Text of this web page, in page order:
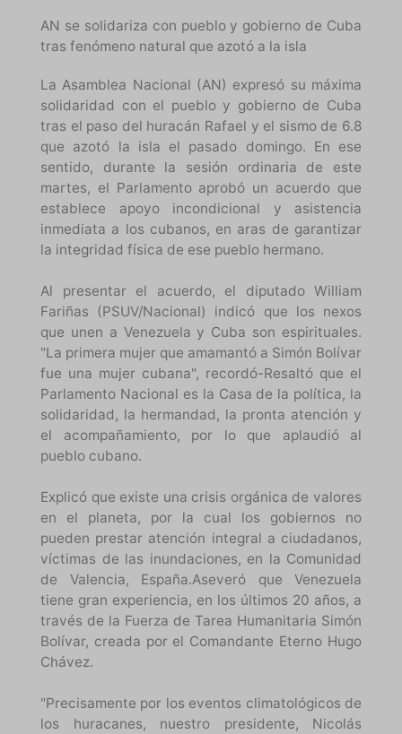
AN se solidariza con pueblo y gobierno de Cuba
tras fenómeno natural que azotó a la isla
La Asamblea Nacional (AN) expresó su máxima
solidaridad con el pueblo y gobierno de Cuba
tras el paso del huracán Rafael y el sismo de 6.8
que azotó la isla el pasado domingo. En ese
sentido, durante la sesión ordinaria de este
martes, el Parlamento aprobó un acuerdo que
establece apoyo incondicional y asistencia
inmediata a los cubanos, en aras de garantizar
la integridad física de ese pueblo hermano.
Al presentar el acuerdo, el diputado William
Fariñas (PSUV/Nacional) indicó que los nexos
que unen a Venezuela y Cuba son espirituales.
"La primera mujer que amamantó a Simón Bolívar
fue una mujer cubana", recordó-Resaltó que el
Parlamento Nacional es la Casa de la política, la
solidaridad, la hermandad, la pronta atención y
el acompañamiento, por lo que aplaudió al
pueblo cubano.
Explicó que existe una crisis orgánica de valores
en el planeta, por la cual los gobiernos no
pueden prestar atención integral a ciudadanos,
víctimas de las inundaciones, en la Comunidad
de Valencia, España.Aseveró que Venezuela
tiene gran experiencia, en los últimos 20 años, a
través de la Fuerza de Tarea Humanitaria Simón
Bolívar, creada por el Comandante Eterno Hugo
Chávez.
"Precisamente por los eventos climatológicos de
los huracanes, nuestro presidente, Nicolás